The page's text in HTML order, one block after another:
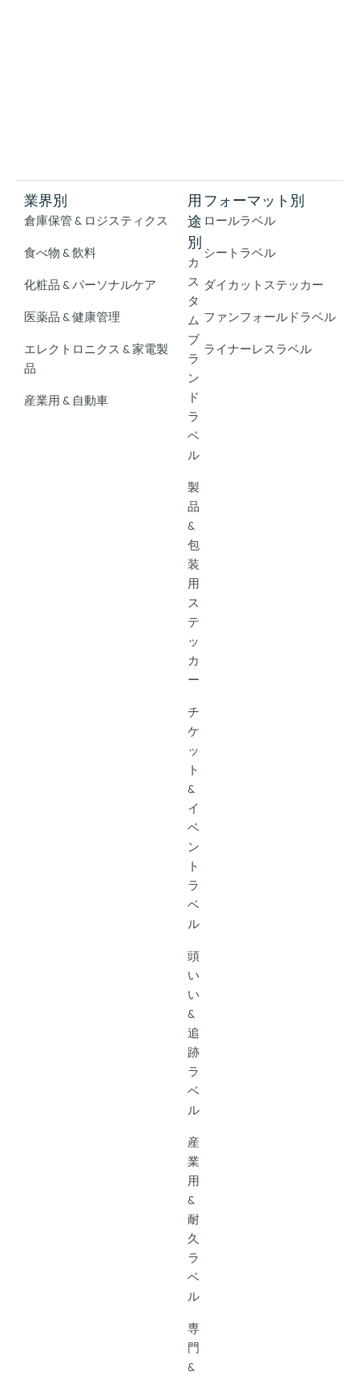
業界別
倉庫保管 & ロジスティクス
食べ物 & 飲料
化粧品 & パーソナルケア
医薬品 & 健康管理
エレクトロニクス & 家電製
品
産業用 & 自動車
用
途
別
カ
ス
タ
ム
ブ
ラ
ン
ド
ラ
ベ
ル
製
品
&
包
装
用
ス
テ
ッ
カ
ー
チ
ケ
ッ
ト
&
イ
ベ
ン
ト
ラ
ベ
ル
頭
い
い
&
追
跡
ラ
ベ
ル
産
業
用
&
耐
久
ラ
ベ
ル
専
門
&
フォーマット別
ロールラベル
シートラベル
ダイカットステッカー
ファンフォールドラベル
ライナーレスラベル